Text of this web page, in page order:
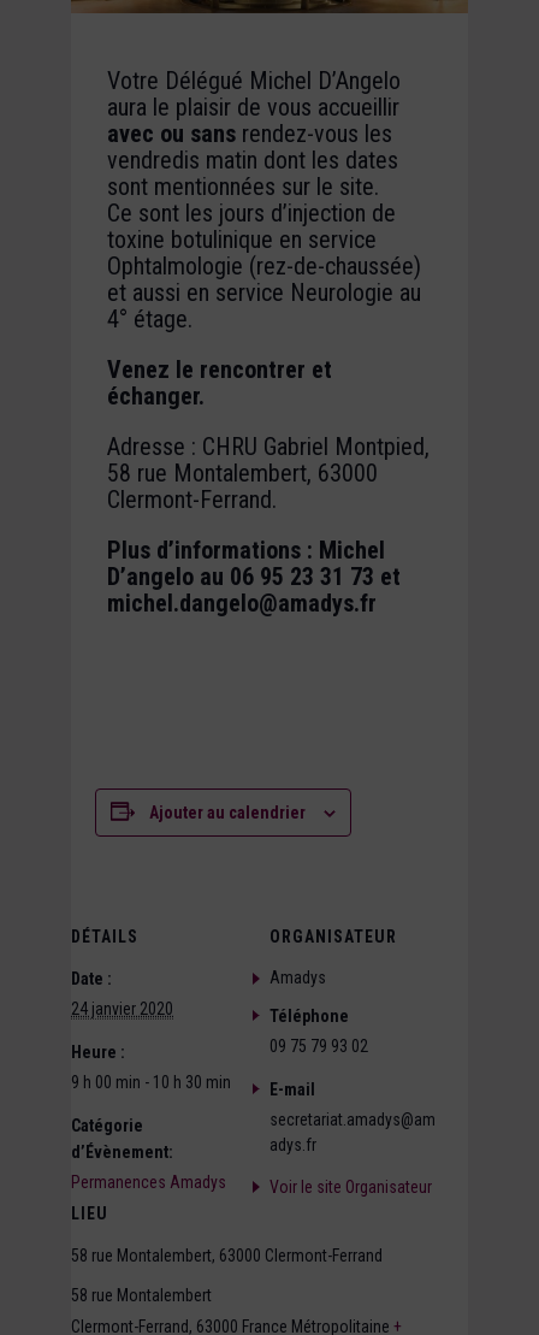
Votre Délégué Michel D’Angelo
aura le plaisir de vous accueillir
avec ou sans rendez-vous les
vendredis matin dont les dates
sont mentionnées sur le site.
Ce sont les jours d’injection de
toxine botulinique en service
Ophtalmologie (rez-de-chaussée)
et aussi en service Neurologie au
4° étage.
Venez le rencontrer et
échanger.
Adresse : CHRU Gabriel Montpied,
58 rue Montalembert, 63000
Clermont-Ferrand.
Plus d’informations : Michel
D’angelo au 06 95 23 31 73 et
michel.dangelo@amadys.fr
Ajouter au calendrier
DÉTAILS
Date :
24 janvier 2020
Heure :
9 h 00 min - 10 h 30 min
Catégorie
d’Évènement:
Permanences Amadys
LIEU
58 rue Montalembert, 63000 Clermont-Ferrand
58 rue Montalembert
Clermont-Ferrand, 63000 France Métropolitaine +
ORGANISATEUR
Amadys
Téléphone
09 75 79 93 02
E-mail
secretariat.amadys@am
adys.fr
Voir le site Organisateur